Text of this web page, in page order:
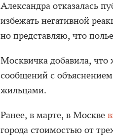
Александра отказалась
избежать негативной
но представляю, что
Москвичка добавила, что
сообщений с
жильцами.
Ранее, в марте, в Москве
города стоимостью от